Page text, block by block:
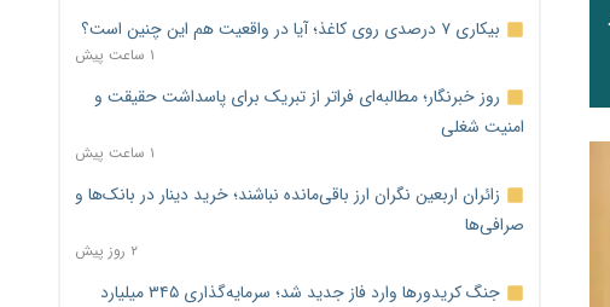
بیکاری ۷ درصدی روی کاغذ؛ آیا در واقعیت هم این چنین است؟
۱ ساعت پیش
روز خبرنگار؛ مطالبه‌ای فراتر از تبریک برای پاسداشت حقیقت و
امنیت شغلی
۱ ساعت پیش
زائران اربعین نگران ارز باقی‌مانده نباشند؛ خرید دینار در بانک‌ها و
صرافی‌ها
۲ روز پیش
جنگ کریدورها وارد فاز جدید شد؛ سرمایه‌گذاری ۳۴۵ میلیارد